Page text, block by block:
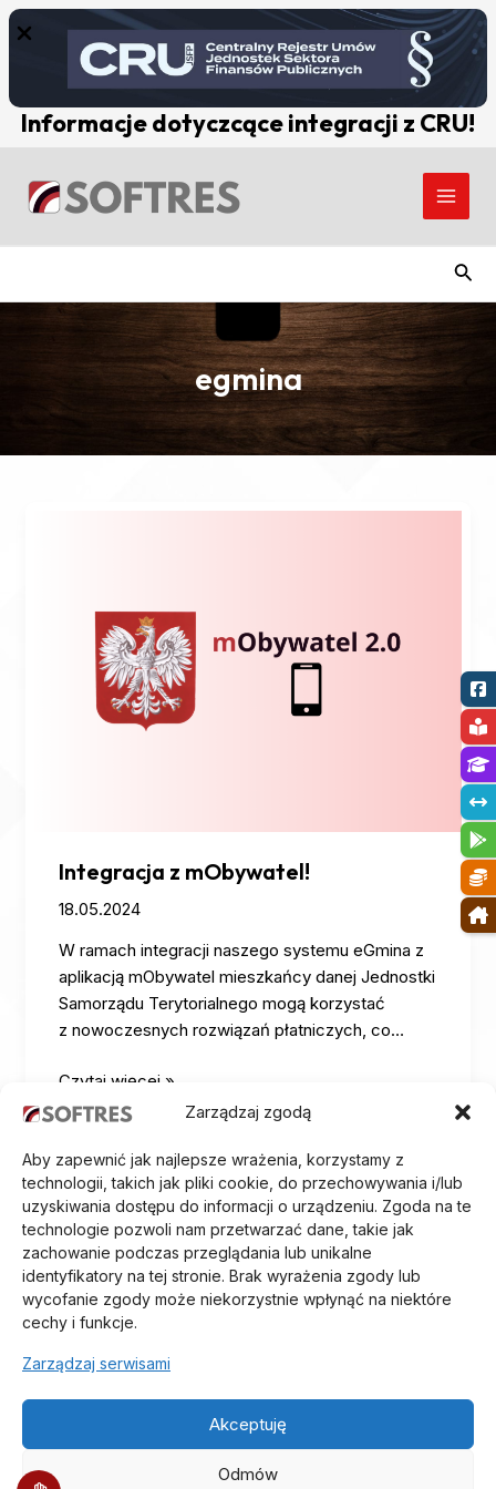
Zarządzaj zgodą
Aby zapewnić jak najlepsze wrażenia, korzystamy z
technologii, takich jak pliki cookie, do przechowywania i/lub
uzyskiwania dostępu do informacji o urządzeniu. Zgoda na te
technologie pozwoli nam przetwarzać dane, takie jak
zachowanie podczas przeglądania lub unikalne
identyfikatory na tej stronie. Brak wyrażenia zgody lub
wycofanie zgody może niekorzystnie wpłynąć na niektóre
cechy i funkcje.
Zarządzaj serwisami
Akceptuję
Odmów
Informacje dotyczcące integracji z CRU!
Skip
Main
egmina
Integracja z mObywatel!
18.05.2024
W ramach integracji naszego systemu eGmina z
aplikacją mObywatel mieszkańcy danej Jednostki
Samorządu Terytorialnego mogą korzystać
z nowoczesnych rozwiązań płatniczych, co…
Czytaj więcej »
Aktualności
Oferta
Partnerzy